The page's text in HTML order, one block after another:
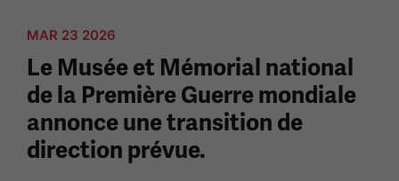
MAR 23 2026
Le Musée et Mémorial national
de la Première Guerre mondiale
annonce une transition de
direction prévue.